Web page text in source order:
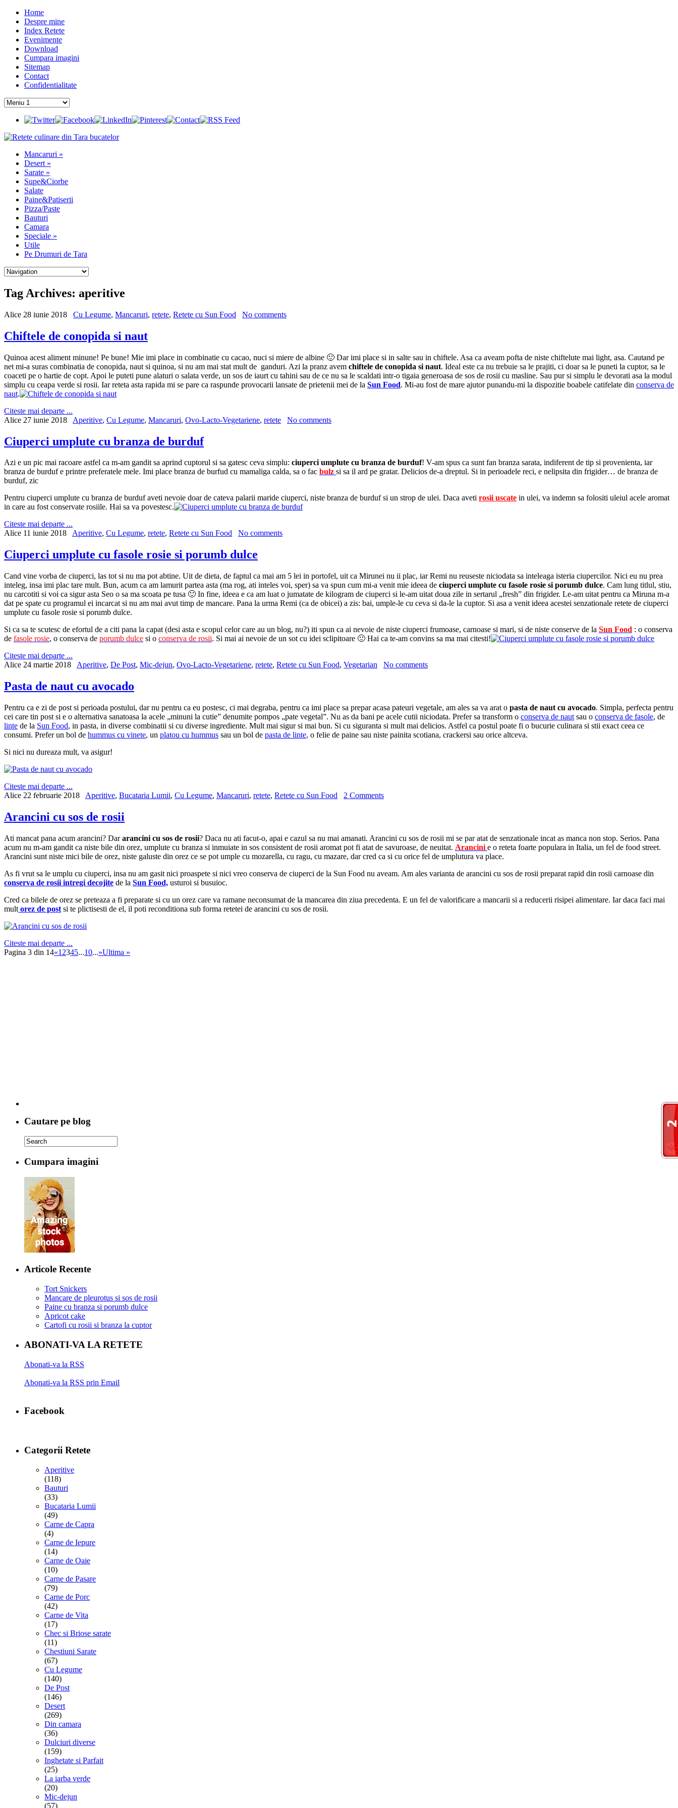
Home
Despre mine
Index Retete
Evenimente
Download
Cumpara imagini
Sitemap
Contact
Confidentialitate
Mancaruri »
Desert »
Sarate »
Supe&Ciorbe
Salate
Paine&Patiserii
Pizza/Paste
Bauturi
Camara
Speciale »
Utile
Pe Drumuri de Tara
Tag Archives: aperitive
Alice 28 iunie 2018 Cu Legume, Mancaruri, retete, Retete cu Sun Food No comments
Chiftele de conopida si naut
Quinoa acest aliment minune! Pe bune! Mie imi place in combinatie cu cacao, nuci si miere de albine 🙂 Dar imi place si in salte sau in chiftele. Asa ca aveam pofta de niste chiftelute mai light, asa. Cautand pe
net mi-a suras combinatia de conopida, naut si quinoa, si nu am mai stat mult de ganduri. Azi la pranz avem chiftele de conopida si naut. Ideal este ca nu trebuie sa le prajiti, ci doar sa le puneti la cuptor, sa le
coaceti pe o hartie de copt. Apoi le puteti pune alaturi o salata verde, un sos de iaurt cu tahini sau de ce nu sa le scaldati intr-o tigaia generoasa de sos de rosii cu masline. Sau pur si simplu le devorati asa la modul
simplu cu ceapa verde si rosii. Iar reteta asta rapida mi se pare ca raspunde provocarii lansate de prietenii mei de la Sun Food. Mi-au fost de mare ajutor punandu-mi la dispozitie boabele catifelate din conserva de
naut.
Citeste mai departe ...
Alice 27 iunie 2018 Aperitive, Cu Legume, Mancaruri, Ovo-Lacto-Vegetariene, retete No comments
Ciuperci umplute cu branza de burduf
Azi e un pic mai racoare astfel ca m-am gandit sa aprind cuptorul si sa gatesc ceva simplu: ciuperci umplute cu branza de burduf! V-am spus ca sunt fan branza sarata, indiferent de tip si provenienta, iar
branza de burduf e printre preferatele mele. Imi place branza de burfud cu mamaliga calda, sa o fac bulz si sa il ard pe gratar. Delicios de-a dreptul. Si in perioadele reci, e nelipsita din frigider… de branza de
burduf, zic
Pentru ciuperci umplute cu branza de burduf aveti nevoie doar de cateva palarii maride ciuperci, niste branza de burduf si un strop de ulei. Daca aveti rosii uscate in ulei, va indemn sa folositi uleiul acele aromat
in care au fost conservate rosiile. Hai sa va povestesc.
Citeste mai departe ...
Alice 11 iunie 2018 Aperitive, Cu Legume, retete, Retete cu Sun Food No comments
Ciuperci umplute cu fasole rosie si porumb dulce
Cand vine vorba de ciuperci, las tot si nu ma pot abtine. Uit de dieta, de faptul ca mai am 5 lei in portofel, uit ca Mirunei nu ii plac, iar Remi nu reuseste niciodata sa inteleaga isteria ciupercilor. Nici eu nu prea
inteleg, insa imi plac tare mult. Bun, acum ca am lamurit partea asta (ma rog, ati inteles voi, sper) sa va spun cum mi-a venit mie ideea de ciuperci umplute cu fasole rosie si porumb dulce. Cam lung titlul, stiu,
nu carcotiti si voi ca sigur asta Seo o sa ma scoata pe tusa 🙂 In fine, ideea e ca am luat o jumatate de kilogram de ciuperci si le-am uitat doua zile in sertarul „fresh” din frigider. Le-am uitat pentru ca Miruna m-a
dat pe spate cu programul ei incarcat si nu am mai avut timp de mancare. Pana la urma Remi (ca de obicei) a zis: bai, umple-le cu ceva si da-le la cuptor. Si asa a venit ideea acestei senzationale retete de ciuperci
umplute cu fasole rosie si porumb dulce.
Si ca sa te scutesc de efortul de a citi pana la capat (desi asta e scopul celor care au un blog, nu?) iti spun ca ai nevoie de niste ciuperci frumoase, carnoase si mari, si de niste conserve de la Sun Food : o conserva
de fasole rosie, o conserva de porumb dulce si o conserva de rosii. Si mai ai nevoie de un sot cu idei sclipitoare 🙂 Hai ca te-am convins sa ma mai citesti!
Citeste mai departe ...
Alice 24 martie 2018 Aperitive, De Post, Mic-dejun, Ovo-Lacto-Vegetariene, retete, Retete cu Sun Food, Vegetarian No comments
Pasta de naut cu avocado
Pentru ca e zi de post si perioada postului, dar nu pentru ca eu postesc, ci mai degraba, pentru ca imi place sa prepar acasa pateuri vegetale, am ales sa va arat o pasta de naut cu avocado. Simpla, perfecta pentru
cei care tin post si e o alternativa sanatoasa la acele „minuni la cutie” denumite pompos „pate vegetal”. Nu as da bani pe acele cutii niciodata. Prefer sa transform o conserva de naut sau o conserva de fasole, de
linte de la Sun Food, in pasta, in diverse combinatii si cu diverse ingrediente. Mult mai sigur si mai bun. Si cu siguranta si mult mai delicios. Astfel ca postul poate fi o bucurie culinara si stii exact ceea ce
consumi. Prefer un bol de hummus cu vinete, un platou cu hummus sau un bol de pasta de linte, o felie de paine sau niste painita scotiana, crackersi sau orice altceva.
Si nici nu dureaza mult, va asigur!
Citeste mai departe ...
Alice 22 februarie 2018 Aperitive, Bucataria Lumii, Cu Legume, Mancaruri, retete, Retete cu Sun Food 2 Comments
Arancini cu sos de rosii
Ati mancat pana acum arancini? Dararancini cu sos de rosii? Daca nu ati facut-o, apai e cazul sa nu mai amanati. Arancini cu sos de rosii mi se par atat de senzationale incat as manca non stop. Serios. Pana
acum nu m-am gandit ca niste bile din orez, umplute cu branza si inmuiate in sos consistent de rosii aromat pot fi atat de savuroase, de neuitat. Arancini e o reteta foarte populara in Italia, un fel de food street.
Arancini sunt niste mici bile de orez, niste galuste din orez ce se pot umple cu mozarella, cu ragu, cu mazare, dar cred ca si cu orice fel de umplutura va place.
As fi vrut sa le umplu cu ciuperci, insa nu am gasit nici proaspete si nici vreo conserva de ciuperci de la Sun Food nu aveam. Am ales varianta de arancini cu sos de rosii preparat rapid din rosii carnoase din
conserva de rosii intregi decojite de la Sun Food, usturoi si busuioc.
Cred ca bilele de orez se preteaza a fi preparate si cu un orez care va ramane neconsumat de la mancarea din ziua precedenta. E un fel de valorificare a mancarii si a reducerii risipei alimentare. Iar daca faci mai
mult orez de post si te plictisesti de el, il poti reconditiona sub forma retetei de arancini cu sos de rosii.
Citeste mai departe ...
Pagina 3 din 14«1 2345...10...»Ultima »
Cautare pe blog
Cumpara imagini
Articole Recente
Tort Snickers
Mancare de pleurotus si sos de rosii
Paine cu branza si porumb dulce
Apricot cake
Cartofi cu rosii si branza la cuptor
ABONATI-VA LA RETETE
Abonati-va la RSS
Abonati-va la RSS prin Email
Facebook
Categorii Retete
Aperitive
(118)
Bauturi
(33)
Bucataria Lumii
(49)
Carne de Capra
(4)
Carne de Iepure
(14)
Carne de Oaie
(10)
Carne de Pasare
(79)
Carne de Porc
(42)
Carne de Vita
(17)
Chec si Briose sarate
(11)
Chestiuni Sarate
(67)
Cu Legume
(140)
De Post
(146)
Desert
(269)
Din camara
(36)
Dulciuri diverse
(159)
Inghetate si Parfait
(25)
La iarba verde
(20)
Mic-dejun
(57)